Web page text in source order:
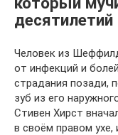
десятилетий
Человек из
от инфекций и
страдания позади,
зуб из его
Стивен Хирст
в своём правом